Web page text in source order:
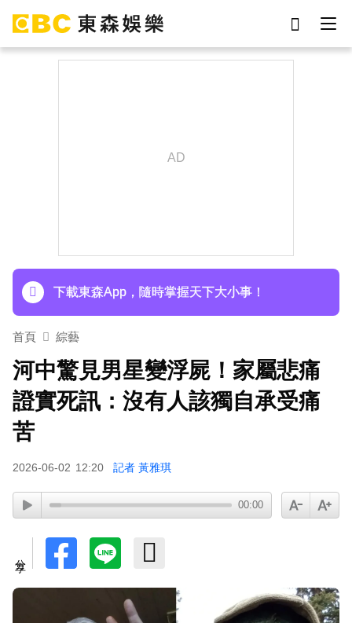
下載東森App，隨時掌握天下大小事！
首頁 綜藝
河中驚見男星變浮屍！家屬悲痛
證實死訊：沒有人該獨自承受痛
苦
2026-06-02 12:20 記者 黃雅琪
00:00